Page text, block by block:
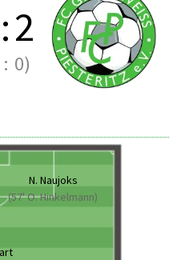
:2
: 0)
N. Naujoks
(57' O. Hinkelmann)